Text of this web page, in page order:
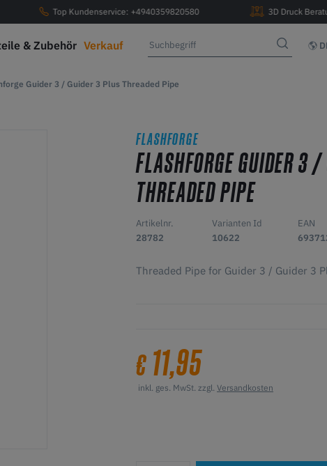
Top Kundenservice: +4940359820580 3D Druck
& Zubehör Verkauf
Guider 3 / Guider 3 Plus Threaded Pipe
FLASHFORGE
FLASHFORGE GUIDER 3
THREADED PIPE
Artikelnr.
28782
Varianten Id
10622
EAN
Threaded Pipe for Guider 3 / Guider 3
€ 11,95
inkl. ges. MwSt. zzgl. Versandkosten